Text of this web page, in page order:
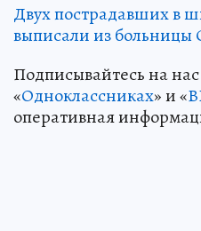
Двух пострадавших в
выписали из больницы
Подписывайтесь на
«Одноклассниках» и «
оперативная